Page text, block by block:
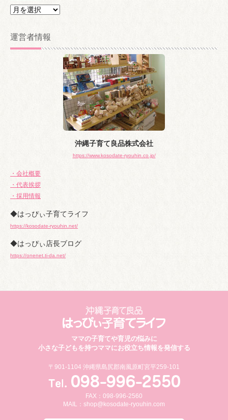
ア
カ
イ
運営者情報
沖縄子育て良品株式会社
https://www.kosodate-ryouhin.co.jp/
・会社概要
・代表挨拶
・採用情報
◆はっぴぃ子育てライフ
https://kosodate-ryouhin.net/
◆はっぴぃ店長ブログ
https://onenet.ti-da.net/
ママの子育てや育児の悩みに
小さな子どもを持つママにお役立ち情報を発信する
〒901-1104 沖縄県島尻郡南風原町宮平259-101
FAX：098-996-2560
MAIL： shop@kosodate-ryouhin.com